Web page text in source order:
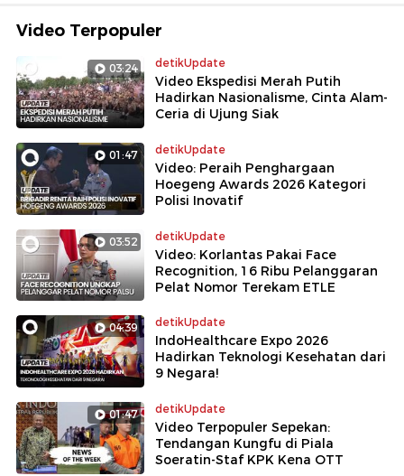
Video Terpopuler
03:24 detikUpdate
Video Ekspedisi Merah Putih
Hadirkan Nasionalisme, Cinta Alam-
Ceria di Ujung Siak
01:47 detikUpdate
Video: Peraih Penghargaan
Hoegeng Awards 2026 Kategori
Polisi Inovatif
03:52 detikUpdate
Video: Korlantas Pakai Face
Recognition, 16 Ribu Pelanggaran
Pelat Nomor Terekam ETLE
04:39 detikUpdate
IndoHealthcare Expo 2026
Hadirkan Teknologi Kesehatan dari
9 Negara!
01:47 detikUpdate
Video Terpopuler Sepekan:
Tendangan Kungfu di Piala
Soeratin-Staf KPK Kena OTT